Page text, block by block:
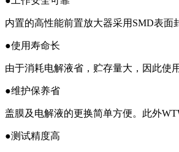
内置的高性能前置放大器采用SMD表面
●使用寿命长
由于消耗电解液省，贮存量大，因此使
●维护保养省
盖膜及电解液的更换简单方便。此外
●测试精度高